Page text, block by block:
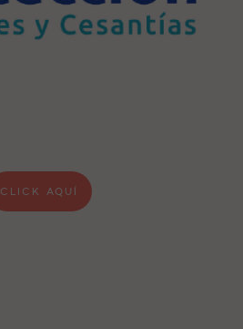
CLICK AQUÍ